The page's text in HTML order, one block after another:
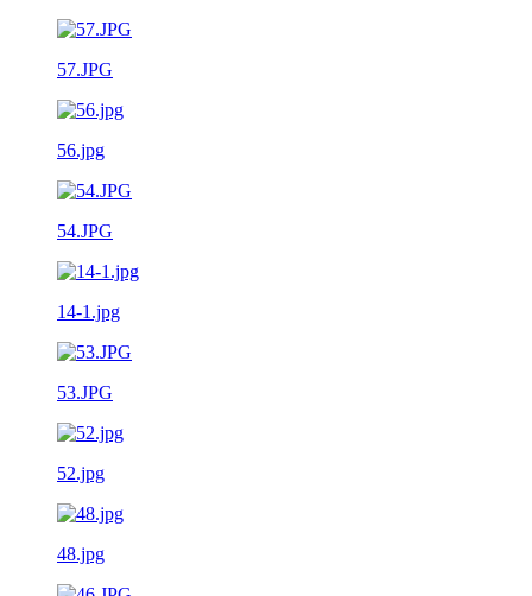
57.JPG
56.jpg
54.JPG
14-1.jpg
53.JPG
52.jpg
48.jpg